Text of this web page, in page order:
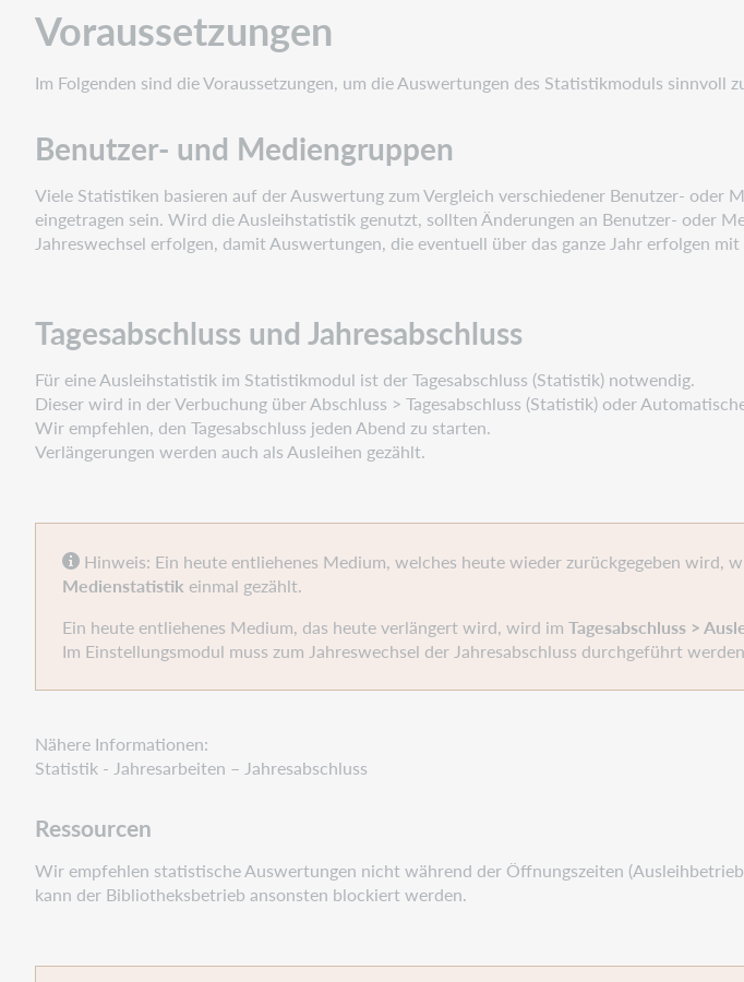
Tagesabschluss
Jahresabschluss
Datenhaltung
Voraussetzungen
Im Folgenden sind die Voraussetzungen, um die Auswertungen des Statistikmoduls sinnvoll
Benutzer- und Mediengruppen
Viele Statistiken basieren auf der Auswertung zum Vergleich verschiedener Benutzer- oder
eingetragen sein. Wird die Ausleihstatistik genutzt, sollten Änderungen an Benutzer- oder
Jahreswechsel erfolgen, damit Auswertungen, die eventuell über das ganze Jahr erfolgen
Tagesabschluss und Jahresabschluss
Für eine Ausleihstatistik im Statistikmodul ist der Tagesabschluss (Statistik) notwendig.
Dieser wird in der Verbuchung über Abschluss > Tagesabschluss (Statistik) oder
Wir empfehlen, den Tagesabschluss jeden Abend zu starten.
Verlängerungen werden auch als Ausleihen gezählt.
Hinweis: Ein heute entliehenes Medium, welches heute wieder zurückgegeben wird,
Medienstatistik einmal gezählt.
Ein heute entliehenes Medium, das heute verlängert wird, wird im Tagesabschluss >
Im Einstellungsmodul muss zum Jahreswechsel der Jahresabschluss durchgeführt
Nähere Informationen:
Statistik - Jahresarbeiten – Jahresabschluss
Ressourcen
Wir empfehlen statistische Auswertungen nicht während der Öffnungszeiten
kann der Bibliotheksbetrieb ansonsten blockiert werden.